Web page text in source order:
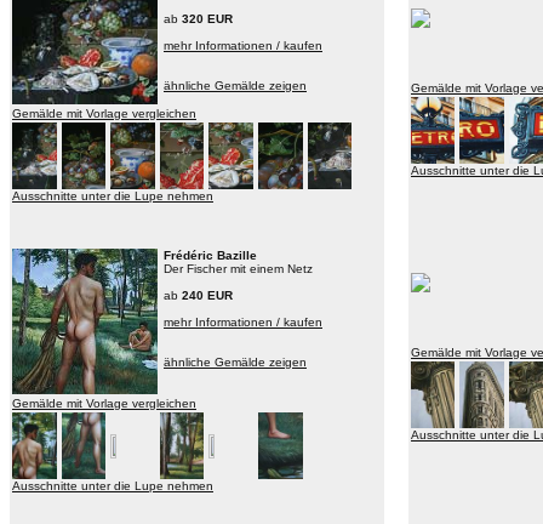
ab 320 EUR
mehr Informationen / kaufen
ähnliche Gemälde zeigen
Gemälde mit Vorlage vergleichen
Ausschnitte unter die Lupe nehmen
Frédéric Bazille
Der Fischer mit einem Netz
ab 240 EUR
mehr Informationen / kaufen
ähnliche Gemälde zeigen
Gemälde mit Vorlage vergleichen
Ausschnitte unter die Lupe nehmen
Gemälde mit Vorlage
Ausschnitte unter die
Gemälde mit Vorlage
Ausschnitte unter die